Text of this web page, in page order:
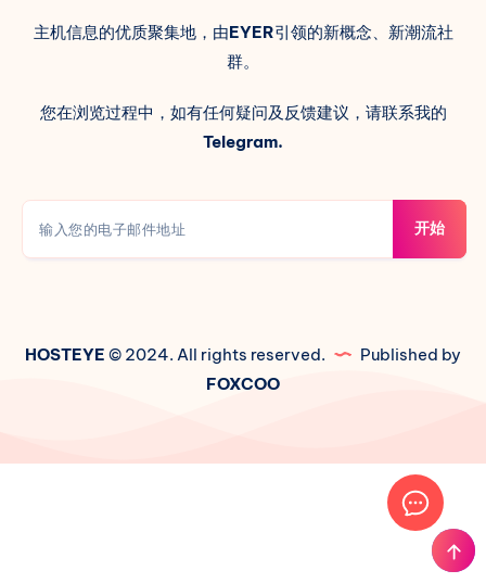
主机信息的优质聚集地，由EYER引领的新概念、新潮流社
群。
您在浏览过程中，如有任何疑问及反馈建议，请联系我的
Telegram.
开始
HOSTEYE © 2024. All rights reserved.
Published by
FOXCOO